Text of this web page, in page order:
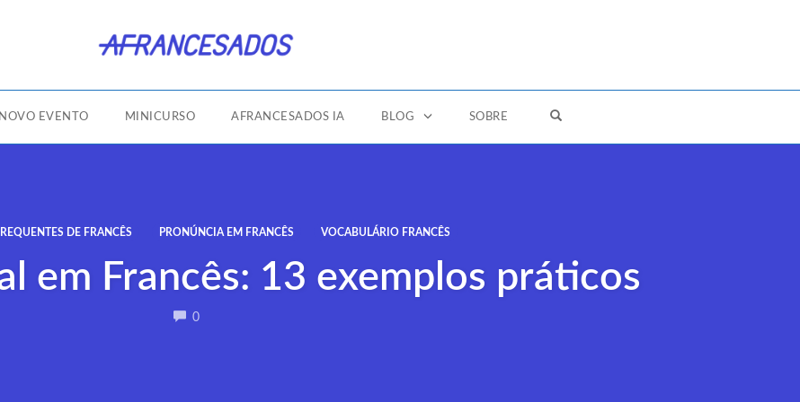
NOVO EVENTO MINICURSO AFRANCESADOS IA BLOG SOBRE OPEN SEARCH FORM
DE FRANCÊS PRONÚNCIA EM FRANCÊS VOCABULÁRIO FRANCÊS
em Francês: 13 exemplos práticos
0COMMENTS